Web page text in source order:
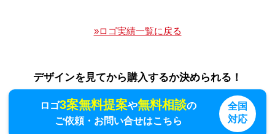
»ロゴ実績一覧に戻る
デザインを見てから購入するか決められる！
ロゴ3案無料提案や無料相談の
ご依頼・お問い合せはこちら
全国
対応